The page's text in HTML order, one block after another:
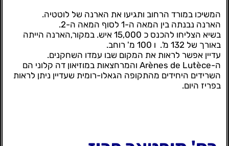
המשיכו במורד הרחוב ותגיעו את הארנה של לוטטיה.
הארנה נבנתה בין המאה ה-1 לסוף המאה ה-2.
בשיא הצליחו להכנס כ 15,000 איש. במקור,הארנה הייתה
באורך של 132 מ'. ו 100 מ' רוחב.
עדיין אפשר לראות את המקום שבו עמדו השחקנים.
ה-Arènes de Lutèce והמרחצאות במוזיאון דה קלוני הם
השרידים היחידים מהתקופה הגאלו-רומית שעדיין ניתן לראות
בפריז היום.